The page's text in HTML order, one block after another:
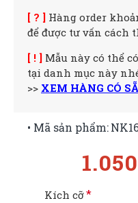
[ ? ] Hàng order
để được tư vấn cách
[ ! ] Mẫu này có thể
tại danh mục này
>> XEM HÀNG CÓ
• Mã sản phẩm:
Kích cỡ